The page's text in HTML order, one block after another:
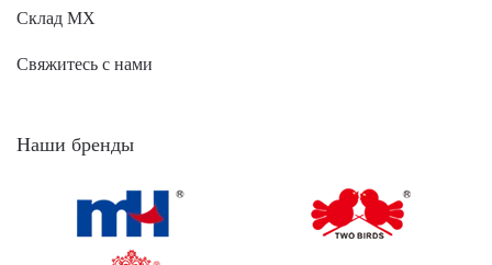
Склад МХ
Свяжитесь с нами
Наши бренды